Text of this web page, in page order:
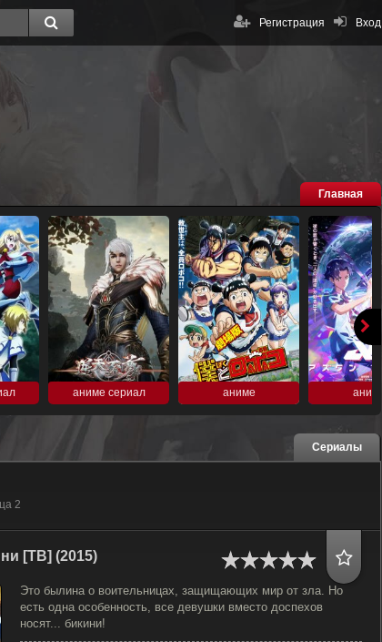
Вход
Регистрация
Главная
аниме сериал аниме аниме
Сериалы
2
[ТВ] (2015)
Это былина о воительницах, защищающих мир от зла. Но
есть одна особенность, все девушки вместо доспехов
носят... бикини!